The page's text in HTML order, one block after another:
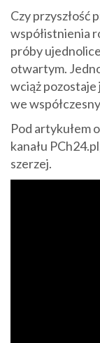
Czy przyszłość
współistnienia
próby
otwartym.
wciąż
we
Pod artykułem
kanału
szerzej.